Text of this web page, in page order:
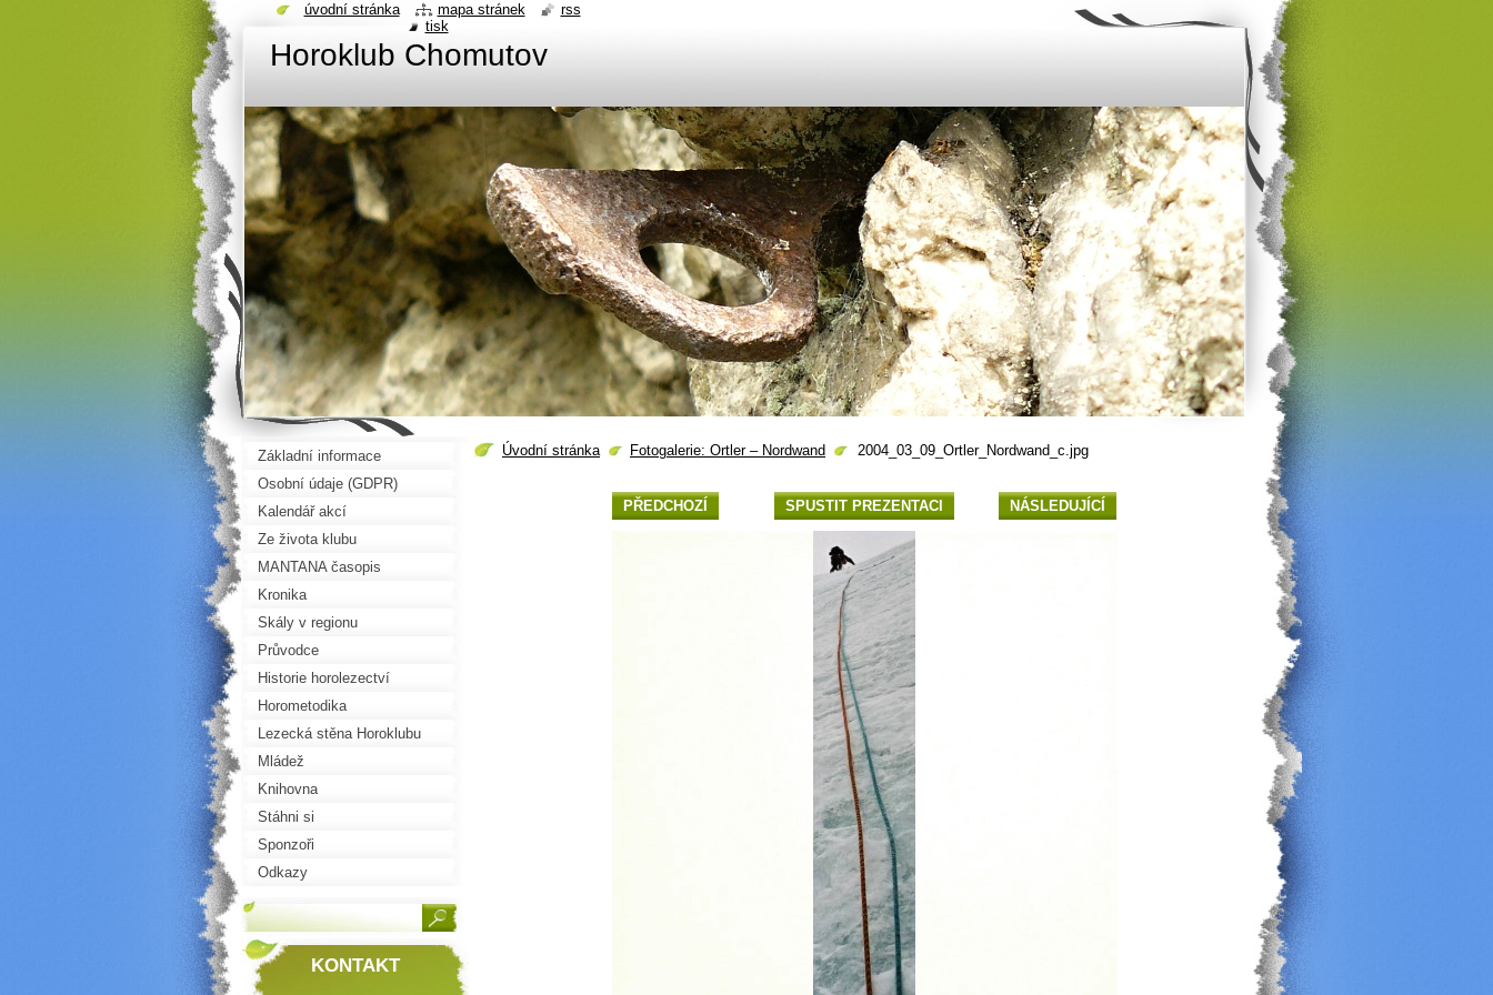
Horoklub Chomutov
Úvodní stránka Fotogalerie: Ortler – Nordwand 2004_03_09_Ortler_Nordwand_c.jpg
PŘEDCHOZÍ SPUSTIT PREZENTACI NÁSLEDUJÍCÍ
Základní informace
Osobní údaje (GDPR)
Kalendář akcí
Ze života klubu
MANTANA časopis
Kronika
Skály v regionu
Průvodce
Historie horolezectví
Horometodika
Lezecká stěna Horoklubu
Mládež
Knihovna
Stáhni si
Sponzoři
Odkazy
KONTAKT
úvodní stránka mapa stránek
rss
tisk